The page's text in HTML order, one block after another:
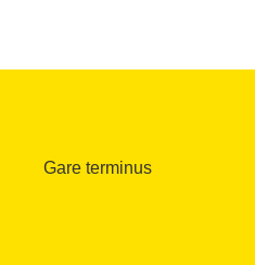
Gare terminus